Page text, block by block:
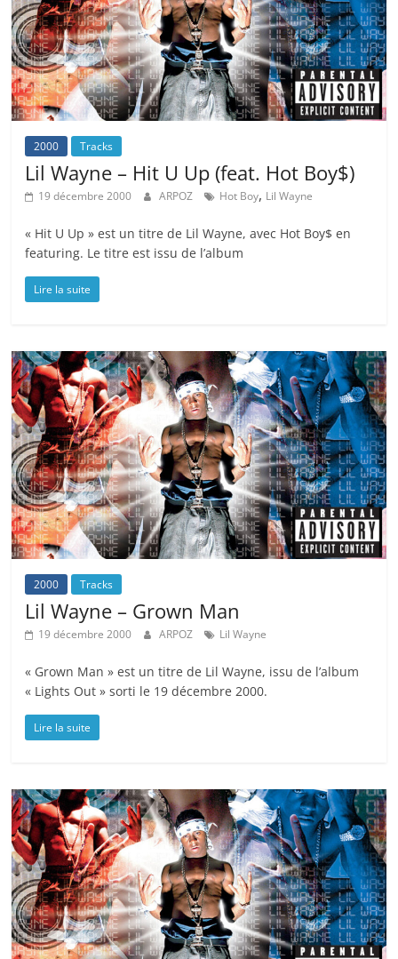
2000 Tracks
Lil Wayne – Hit U Up (feat. Hot Boy$)
19 décembre 2000 ARPOZ Hot Boy, Lil Wayne
« Hit U Up » est un titre de Lil Wayne, avec Hot Boy$ en
featuring. Le titre est issu de l’album
Lire la suite
2000 Tracks
Lil Wayne – Grown Man
19 décembre 2000 ARPOZ Lil Wayne
« Grown Man » est un titre de Lil Wayne, issu de l’album
« Lights Out » sorti le 19 décembre 2000.
Lire la suite